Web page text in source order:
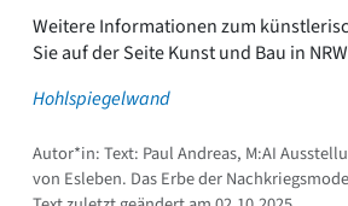
Weitere Informationen zum
Sie auf der Seite Kunst und Bau in
Hohlspiegelwand
Autor*in: Text: Paul Andreas, M:AI
von Esleben. Das Erbe der